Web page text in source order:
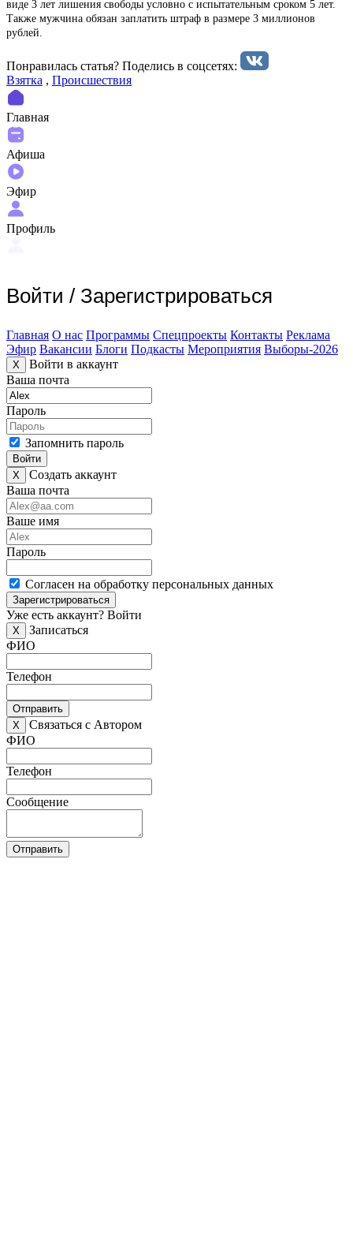
виде 3 лет лишения свободы условно с испытательным сроком 5 лет.
Также мужчина обязан заплатить штраф в размере 3 миллионов
рублей.
Понравилась статья? Поделиcь в соцсетях:
Взятка , Происшествия
Главная
Афиша
Эфир
Профиль
Войти / Зарегистрироваться
Главная О нас Программы Спецпроекты Контакты Реклама
Эфир Вакансии Блоги Подкасты Мероприятия Выборы-2026
X
Войти в аккаунт
Ваша почта
Пароль
Запомнить пароль
Войти
X
Создать аккаунт
Ваша почта
Ваше имя
Пароль
Согласен на обработку персональных данных
Зарегистрироваться
Уже есть аккаунт? Войти
X
Записаться
ФИО
Телефон
Отправить
X
Связаться с Автором
ФИО
Телефон
Сообщение
Отправить